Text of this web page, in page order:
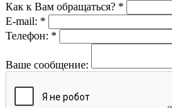
Как к Вам обращаться? *
E-mail: *
Телефон: *
Ваше сообщение: